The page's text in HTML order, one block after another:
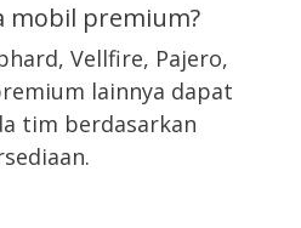
mobil premium?
Vellfire, Pajero,
lainnya dapat
tim berdasarkan